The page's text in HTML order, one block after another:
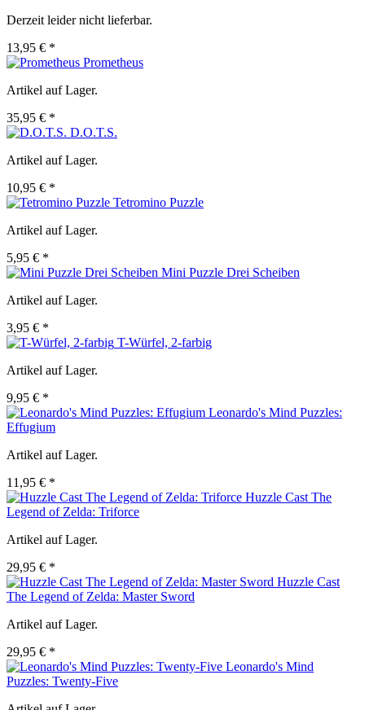
Derzeit leider nicht lieferbar.
13,95 € *
Prometheus
Artikel auf Lager.
35,95 € *
D.O.T.S.
Artikel auf Lager.
10,95 € *
Tetromino Puzzle
Artikel auf Lager.
5,95 € *
Mini Puzzle Drei Scheiben
Artikel auf Lager.
3,95 € *
T-Würfel, 2-farbig
Artikel auf Lager.
9,95 € *
Leonardo's Mind Puzzles:
Effugium
Artikel auf Lager.
11,95 € *
Huzzle Cast The
Legend of Zelda: Triforce
Artikel auf Lager.
29,95 € *
Huzzle Cast
The Legend of Zelda: Master Sword
Artikel auf Lager.
29,95 € *
Leonardo's Mind
Puzzles: Twenty-Five